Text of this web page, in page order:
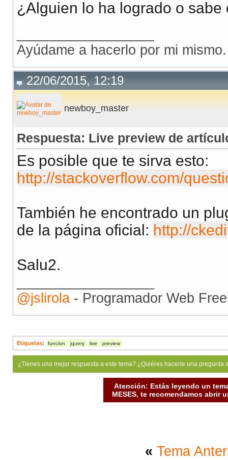
¿Alguien lo ha logrado o
Ayúdame a hacerlo por mi mismo.
22/06/2015, 12:19
newboy_master
Respuesta: Live preview de
Es posible que te sirva esto:
http://stackoverflow.com/
También he encontrado un
de la página oficial: http://
Salu2.
@jslirola - Programador Web
Etiquetas: funcion jquery live preview
¿Tienes una mejor respuesta a este tema? ¿Quiéres hacerle una
Atención: Estás leyendo un
MESES, te recomendamos abrir
« Tema